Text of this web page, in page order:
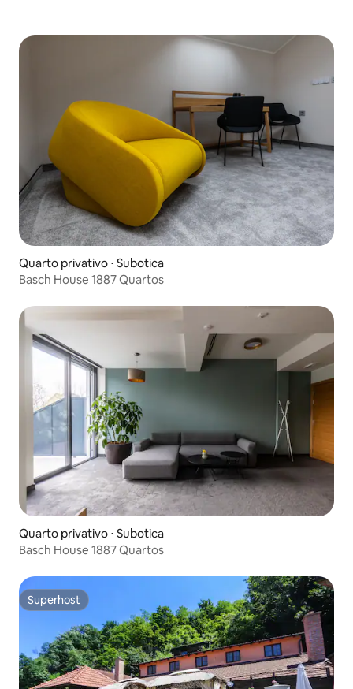
Quarto privativo ⋅ Subotica
Basch House 1887 Quartos
Quarto privativo ⋅ Subotica
Basch House 1887 Quartos
Superhost
Superhost